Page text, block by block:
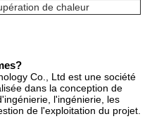
de chaleur
Co., Ltd est une société
dans la conception de
l'ingénierie, les
de l'exploitation du projet.